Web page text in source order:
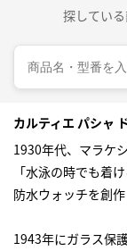
探してい
カルティエ パシャ
1930年代、マラケ
「水泳の時でも着
防水ウォッチを創
1943年にガラス保